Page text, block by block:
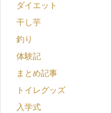
ダイエット
干し芋
釣り
体験記
まとめ記事
トイレグッズ
入学式